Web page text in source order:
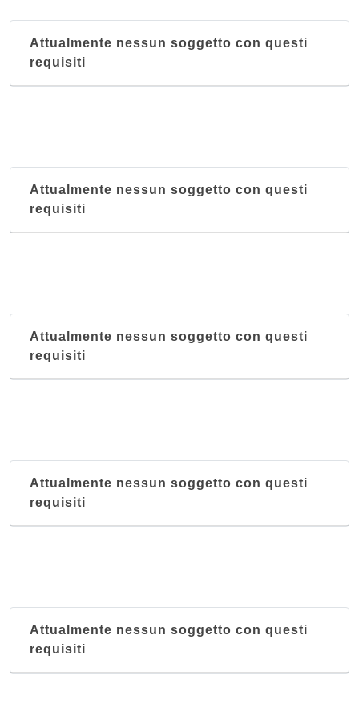
Attualmente nessun soggetto con questi
requisiti
Attualmente nessun soggetto con questi
requisiti
Attualmente nessun soggetto con questi
requisiti
Attualmente nessun soggetto con questi
requisiti
Attualmente nessun soggetto con questi
requisiti